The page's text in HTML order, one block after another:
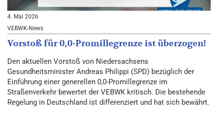
4. Mai 2026
VEBWK-News
Vorstoß für 0,0-Promillegrenze ist überzogen!
Den aktuellen Vorstoß von Niedersachsens
Gesundheitsminister Andreas Philippi (SPD) bezüglich der
Einführung einer generellen 0,0-Promillegrenze im
Straßenverkehr bewertet der VEBWK kritisch. Die bestehende
Regelung in Deutschland ist differenziert und hat sich bewährt.